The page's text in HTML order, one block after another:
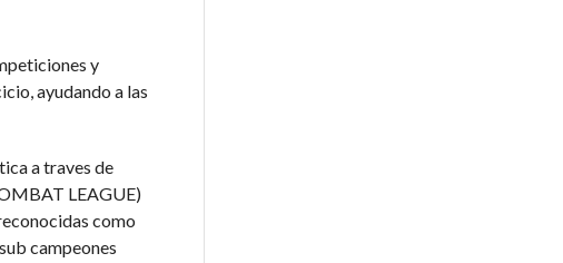
y
ayudando a las
a traves de
LEAGUE)
como
campeones